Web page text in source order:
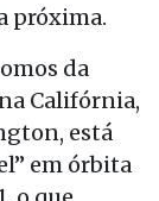
próxima.
da
Califórnia,
está
em órbita